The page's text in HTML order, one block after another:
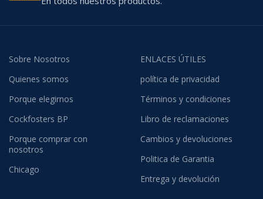
Sobre Nosotros
Quienes somos
Porque elegirnos
Cockfosters BP
Porque comprar con
nosotros
Chicago
ENLACES ÚTILES
política de privacidad
Términos y condiciones
Libro de reclamaciones
Cambios y devoluciones
Politica de Garantia
Entrega y devolución